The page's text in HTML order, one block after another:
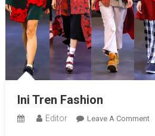
Ini Tren Fashion
Editor Leave A CommentOn